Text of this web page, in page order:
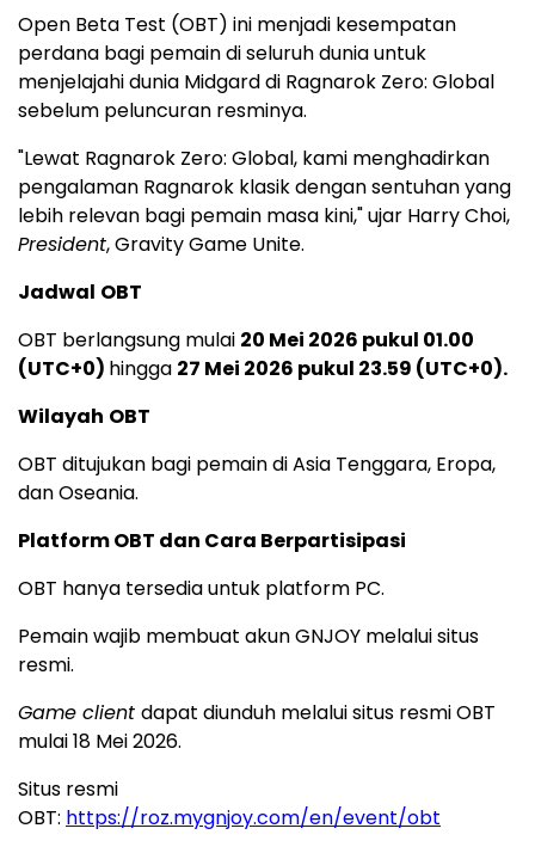
Open Beta Test (OBT) ini menjadi kesempatan
perdana bagi pemain di seluruh dunia untuk
menjelajahi dunia Midgard di Ragnarok Zero: Global
sebelum peluncuran resminya.
"Lewat Ragnarok Zero: Global, kami menghadirkan
pengalaman Ragnarok klasik dengan sentuhan yang
lebih relevan bagi pemain masa kini," ujar Harry Choi,
President, Gravity Game Unite.
Jadwal OBT
OBT berlangsung mulai 20 Mei 2026 pukul 01.00
(UTC+0) hingga 27 Mei 2026 pukul 23.59 (UTC+0).
Wilayah OBT
OBT ditujukan bagi pemain di Asia Tenggara, Eropa,
dan Oseania.
Platform OBT dan Cara Berpartisipasi
OBT hanya tersedia untuk platform PC.
Pemain wajib membuat akun GNJOY melalui situs
resmi.
Game client dapat diunduh melalui situs resmi OBT
mulai 18 Mei 2026.
Situs resmi
OBT: https://roz.mygnjoy.com/en/event/obt